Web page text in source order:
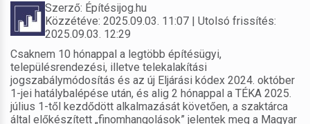
Szerző: Építésijog.hu
Közzétéve: 2025.09.03. 11:07 | Utolsó frissítés:
2025.09.03. 12:29
Csaknem 10 hónappal a legtöbb építésügyi,
településrendezési, illetve telekalakítási
jogszabálymódosítás és az új Eljárási kódex 2024. október
1-jei hatálybalépése után, és alig 2 hónappal a TÉKA 2025.
július 1-től kezdődött alkalmazását követően, a szaktárca
által előkészített „finomhangolások” jelentek meg a Magyar